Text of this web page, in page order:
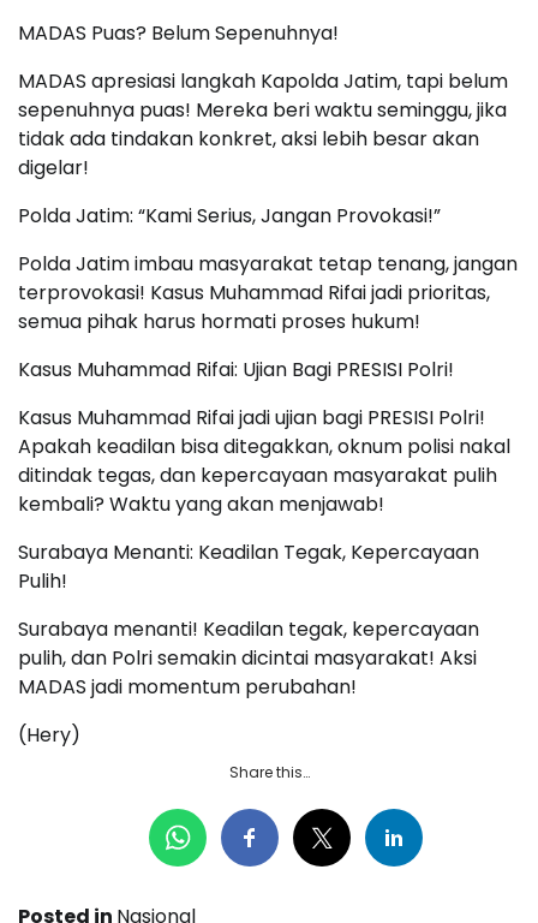
MADAS Puas? Belum Sepenuhnya!
MADAS apresiasi langkah Kapolda Jatim, tapi belum
sepenuhnya puas! Mereka beri waktu seminggu, jika
tidak ada tindakan konkret, aksi lebih besar akan
digelar!
Polda Jatim: “Kami Serius, Jangan Provokasi!”
Polda Jatim imbau masyarakat tetap tenang, jangan
terprovokasi! Kasus Muhammad Rifai jadi prioritas,
semua pihak harus hormati proses hukum!
Kasus Muhammad Rifai: Ujian Bagi PRESISI Polri!
Kasus Muhammad Rifai jadi ujian bagi PRESISI Polri!
Apakah keadilan bisa ditegakkan, oknum polisi nakal
ditindak tegas, dan kepercayaan masyarakat pulih
kembali? Waktu yang akan menjawab!
Surabaya Menanti: Keadilan Tegak, Kepercayaan
Pulih!
Surabaya menanti! Keadilan tegak, kepercayaan
pulih, dan Polri semakin dicintai masyarakat! Aksi
MADAS jadi momentum perubahan!
(Hery)
Share this…
Posted in Nasional